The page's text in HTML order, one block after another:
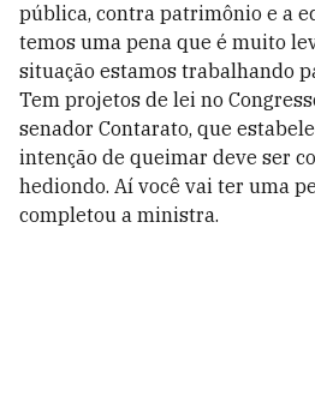
pública, contra patrimônio e a
temos uma pena que é muito
situação estamos trabalhando
Tem projetos de lei no
senador Contarato, que
intenção de queimar deve ser
hediondo. Aí você vai ter uma
completou a ministra.